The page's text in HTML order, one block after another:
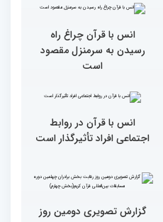
همه بخش‌های ستاد اجرایی
در مسیر توسعه علم
دومین محفل انس با قرآن
امید برگزار شد
انس با قرآن چراغ راه
رسیدن به سرمنزل مقصود